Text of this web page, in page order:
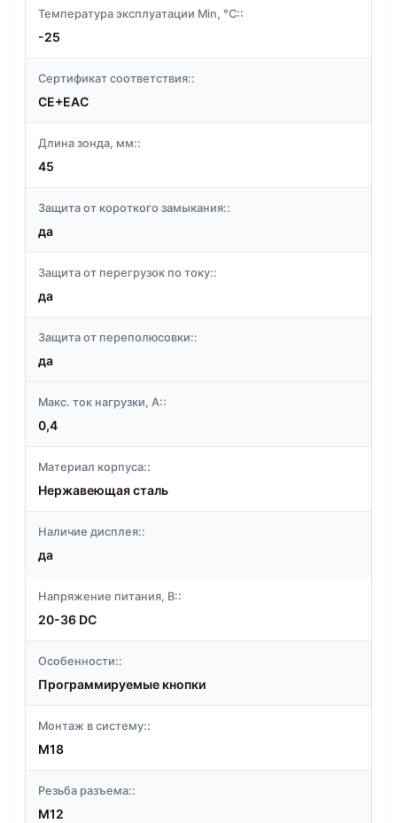
Температура эксплуатации Min, °C::
-25
Сертификат соответствия::
CE+EAC
Длина зонда, мм::
45
Защита от короткого замыкания::
да
Защита от перегрузок по току::
да
Защита от переполюсовки::
да
Макс. ток нагрузки, А::
0,4
Материал корпуса::
Нержавеющая сталь
Наличие дисплея::
да
Напряжение питания, В::
20-36 DC
Особенности::
Программируемые кнопки
Монтаж в систему::
M18
Резьба разъема::
M12